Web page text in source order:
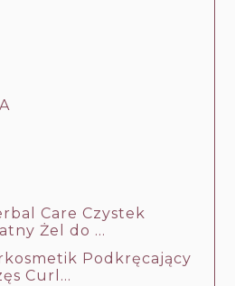
Care Czystek
Żel do ...
Podkręcający
Curl...